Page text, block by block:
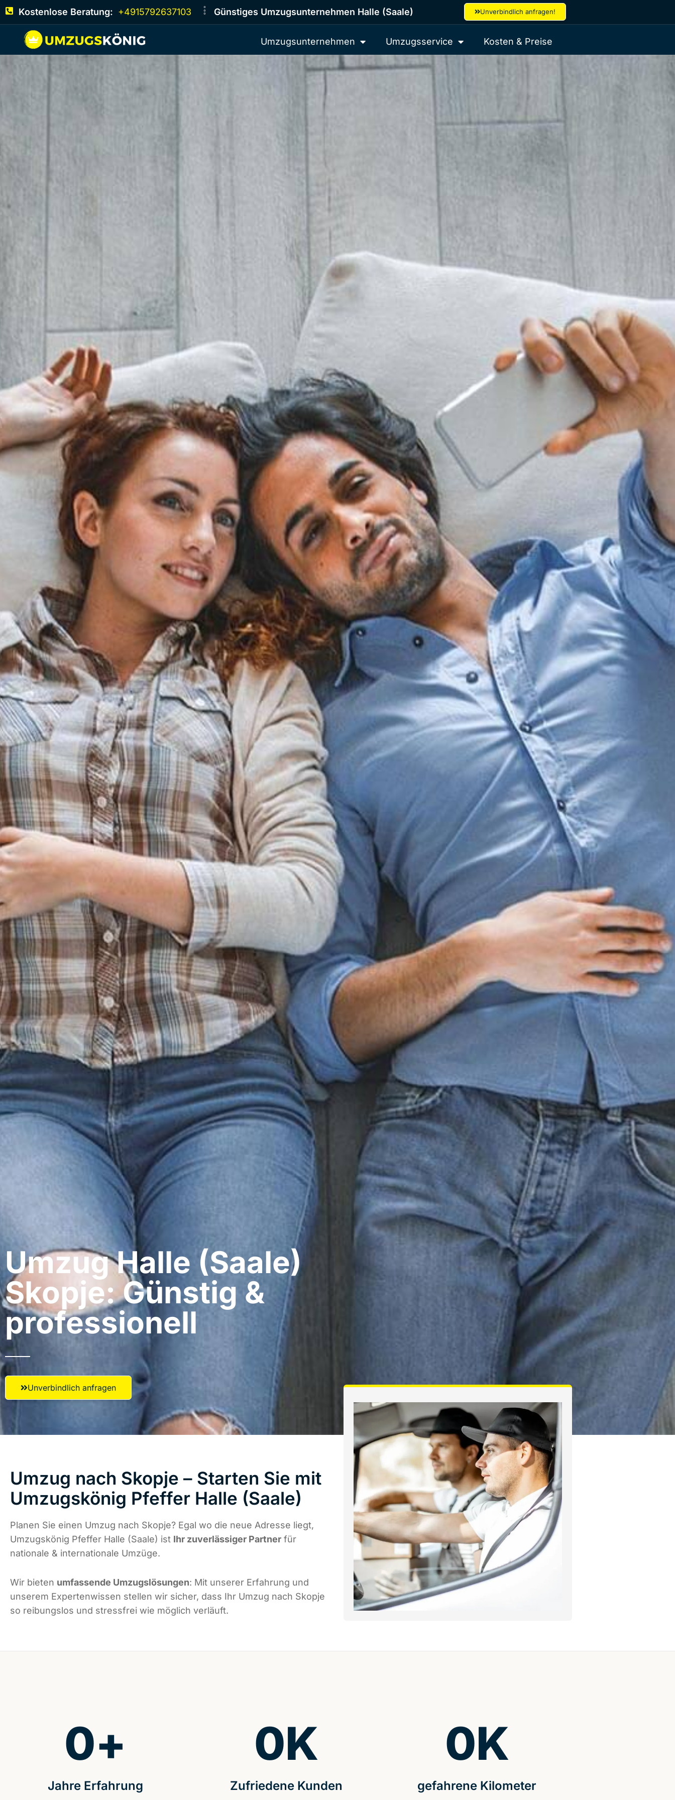
Kostenlose Beratung: +4915792637103 Günstiges Umzugsunternehmen Halle (Saale) Unverbindlich anfragen!
Umzugsunternehmen Umzugsservice Kosten & Preise
Umzug Halle (Saale)​
Skopje: Günstig &
professionell​
Unverbindlich anfragen
Umzug nach Skopje – Starten Sie mit
Umzugskönig Pfeffer Halle (Saale)
Planen Sie einen Umzug nach Skopje? Egal wo die neue Adresse liegt,
Umzugskönig Pfeffer Halle (Saale) ist Ihr zuverlässiger Partner für
nationale & internationale Umzüge.
Wir bieten umfassende Umzugslösungen: Mit unserer Erfahrung und
unserem Expertenwissen stellen wir sicher, dass Ihr Umzug nach Skopje
so reibungslos und stressfrei wie möglich verläuft.
Jahre Erfahrung
0+
Zufriedene Kunden
0K
gefahrene Kilometer
0K